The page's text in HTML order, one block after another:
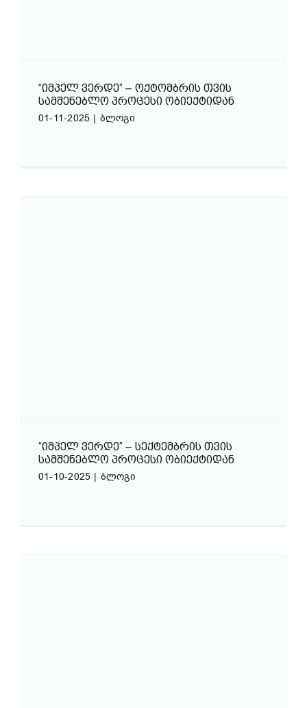
“ᲘᲛᲞᲔᲚ ᲕᲔᲠᲓᲔ” – ᲝᲥᲢᲝᲛᲑᲠᲘᲡ ᲗᲕᲘᲡ
ᲡᲐᲛᲨᲔᲜᲔᲑᲚᲝ ᲞᲠᲝᲪᲔᲡᲘ ᲝᲑᲘᲔᲥᲢᲘᲓᲐᲜ
01-11-2025 | ბლოგი
“ᲘᲛᲞᲔᲚ ᲕᲔᲠᲓᲔ” – ᲡᲔᲥᲢᲔᲛᲑᲠᲘᲡ ᲗᲕᲘᲡ
ᲡᲐᲛᲨᲔᲜᲔᲑᲚᲝ ᲞᲠᲝᲪᲔᲡᲘ ᲝᲑᲘᲔᲥᲢᲘᲓᲐᲜ
01-10-2025 | ბლოგი